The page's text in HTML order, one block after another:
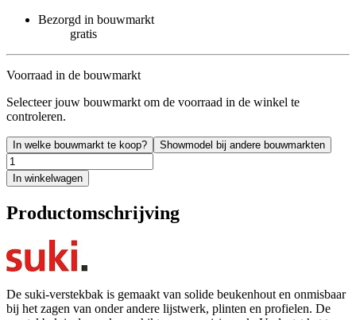
Bezorgd in bouwmarkt
gratis
Voorraad in de bouwmarkt
Selecteer jouw bouwmarkt om de voorraad in de winkel te
controleren.
In welke bouwmarkt te koop? Showmodel bij andere bouwmarkten
In winkelwagen
Productomschrijving
De suki-verstekbak is gemaakt van solide beukenhout en onmisbaar
bij het zagen van onder andere lijstwerk, plinten en profielen. De